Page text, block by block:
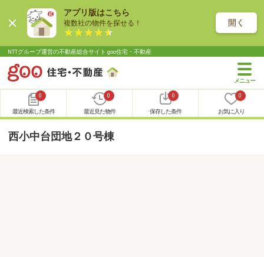
アプリ版はこちら
複数社の物件を探せる！ 開く
NTTグループ運営の不動産総合サイト goo住宅・不動産
0
最近検索した条件
0
最近見た物件
0
保存した条件
0
お気に入り
西小中台団地２０号棟